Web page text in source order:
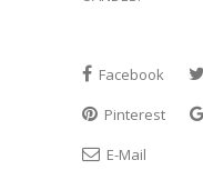
Facebook
Pinterest
E-Mail